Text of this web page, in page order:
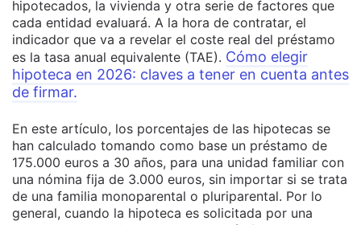
hipotecados, la vivienda y otra serie de factores que
cada entidad evaluará. A la hora de contratar, el
indicador que va a revelar el coste real del préstamo
es la tasa anual equivalente (TAE). Cómo elegir
hipoteca en 2026: claves a tener en cuenta antes
de firmar.
En este artículo, los porcentajes de las hipotecas se
han calculado tomando como base un préstamo de
175.000 euros a 30 años, para una unidad familiar con
una nómina fija de 3.000 euros, sin importar si se trata
de una familia monoparental o pluriparental. Por lo
general, cuando la hipoteca es solicitada por una